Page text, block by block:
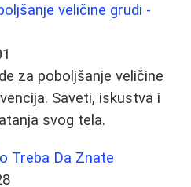
veličine grudi -
za poboljšanje veličine
Saveti, iskustva i
svog tela.
Treba Da Znate